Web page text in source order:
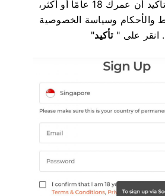
سيُطلب منك بعد ذلك تأكيد أن عمرك 18 عامًا أو أكثر،
والأحكام وسياسة الخصوصية
انقر على "تأكيد"